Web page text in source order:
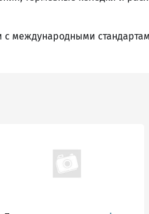
международными